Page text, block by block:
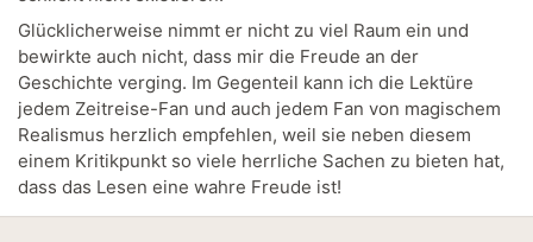
Glücklicherweise nimmt er nicht zu viel Raum ein und
bewirkte auch nicht, dass mir die Freude an der
Geschichte verging. Im Gegenteil kann ich die Lektüre
jedem Zeitreise-Fan und auch jedem Fan von magischem
Realismus herzlich empfehlen, weil sie neben diesem
einem Kritikpunkt so viele herrliche Sachen zu bieten hat,
dass das Lesen eine wahre Freude ist!